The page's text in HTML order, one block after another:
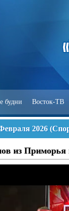
будни Восток-ТВ
2026 (
из